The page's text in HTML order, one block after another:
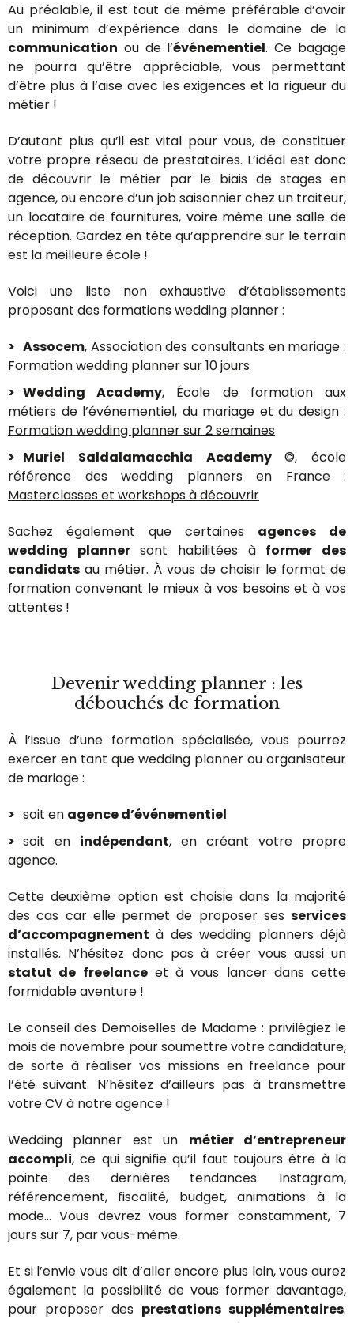
Au préalable, il est tout de même préférable d’avoir
un minimum d’expérience dans le domaine de la
communication ou de l’événementiel. Ce bagage
ne pourra qu’être appréciable, vous permettant
d’être plus à l’aise avec les exigences et la rigueur du
métier !
D’autant plus qu’il est vital pour vous, de constituer
votre propre réseau de prestataires. L’idéal est donc
de découvrir le métier par le biais de stages en
agence, ou encore d’un job saisonnier chez un traiteur,
un locataire de fournitures, voire même une salle de
réception. Gardez en tête qu’apprendre sur le terrain
est la meilleure école !
Voici une liste non exhaustive d’établissements
proposant des formations wedding planner :
Assocem, Association des consultants en mariage :
Formation wedding planner sur 10 jours
Wedding Academy, École de formation aux
métiers de l’événementiel, du mariage et du design :
Formation wedding planner sur 2 semaines
Muriel Saldalamacchia Academy©, école
référence des wedding planners en France :
Masterclasses et workshops à découvrir
Sachez également que certaines agences de
wedding plannersont habilitées à former des
candidats au métier. À vous de choisir le format de
formation convenant le mieux à vos besoins et à vos
attentes !
Devenir wedding planner : les
débouchés de formation
À l’issue d’une formation spécialisée, vous pourrez
exercer en tant que wedding planner ou organisateur
de mariage :
soit en agence d’événementiel
soit en indépendant, en créant votre propre
agence.
Cette deuxième option est choisie dans la majorité
des cas car elle permet de proposer ses services
d’accompagnement à des wedding planners déjà
installés. N’hésitez donc pas à créer vous aussi un
statut de freelanceet à vous lancer dans cette
formidable aventure !
Le conseil des Demoiselles de Madame : privilégiez le
mois de novembre pour soumettre votre candidature,
de sorte à réaliser vos missions en freelance pour
l’été suivant. N’hésitez d’ailleurs pas à transmettre
votre CV à notre agence !
Wedding planner est un métier d’entrepreneur
accompli, ce qui signifie qu’il faut toujours être à la
pointe des dernières tendances. Instagram,
référencement, fiscalité, budget, animations à la
mode… Vous devrez vous former constamment, 7
jours sur 7, par vous-même.
Et si l’envie vous dit d’aller encore plus loin, vous aurez
également la possibilité de vous former davantage,
pour proposer des prestations supplémentaires.